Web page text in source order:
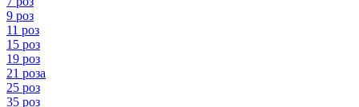
9 роз
11 роз
15 роз
19 роз
21 роза
25 роз
35 роз